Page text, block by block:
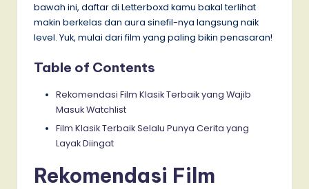
bawah ini, daftar di Letterboxd kamu bakal terlihat
makin berkelas dan aura sinefil-nya langsung naik
level. Yuk, mulai dari film yang paling bikin penasaran!
Table of Contents
Rekomendasi Film Klasik Terbaik yang Wajib
Masuk Watchlist
Film Klasik Terbaik Selalu Punya Cerita yang
Layak Diingat
Rekomendasi Film